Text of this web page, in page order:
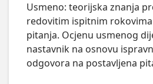
Usmeno: teorijska znanja
redovitim ispitnim
pitanja. Ocjenu usmenog
nastavnik na osnovu
odgovora na postavljena